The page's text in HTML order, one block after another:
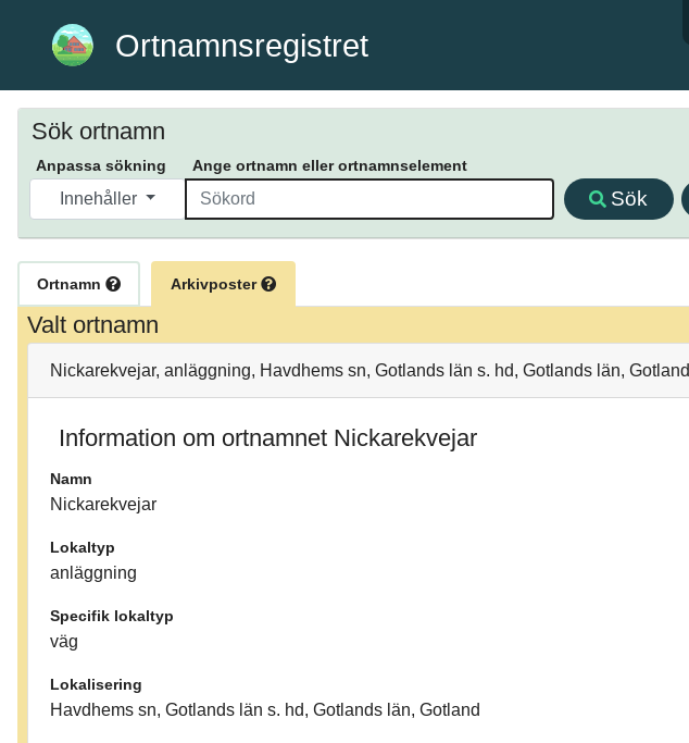
Ortnamnsregistret
Sök ortnamn
Anpassa sökning Ange ortnamn eller ortnamnselement
Innehåller Sök
Ortnamn Arkivposter
Valt ortnamn
Nickarekvejar, anläggning, Havdhems sn, Gotlands län s. hd, Gotlands län, Gotland
Information om ortnamnet Nickarekvejar
Namn
Nickarekvejar
Lokaltyp
anläggning
Specifik lokaltyp
väg
Lokalisering
Havdhems sn, Gotlands län s. hd, Gotlands län, Gotland